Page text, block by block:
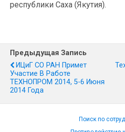
республики Саха (Якутия).
Предыдущая Запись
ИЦиГ СО РАН Примет
Участие В Работе
ТЕХНОПРОМ 2014, 5-6 Июня
2014 Года
Поиск по